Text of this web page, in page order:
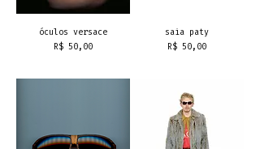
óculos versace
Preço
R$ 50,00
saia paty
Preço
R$ 50,00